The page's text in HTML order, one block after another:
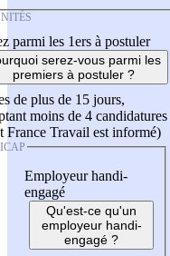
parmi les 1ers à postuler
serez-vous parmi les
premiers à postuler ?
de plus de 15 jours,
moins de 4 candidatures
France Travail est informé)
Employeur handi-
engagé
Qu'est-ce qu'un
employeur handi-
engagé ?